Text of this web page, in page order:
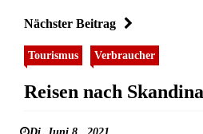
Nächster Beitrag
Tourismus Verbraucher
Reisen nach